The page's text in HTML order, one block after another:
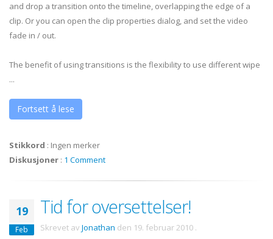
and drop a transition onto the timeline, overlapping the edge of a
clip. Or you can open the clip properties dialog, and set the video
fade in / out.
The benefit of using transitions is the flexibility to use different wipe
...
Fortsett å lese
Stikkord : Ingen merker
Diskusjoner : 1 Comment
19
Feb
Tid for oversettelser!
Skrevet av Jonathan den 19. februar 2010 .